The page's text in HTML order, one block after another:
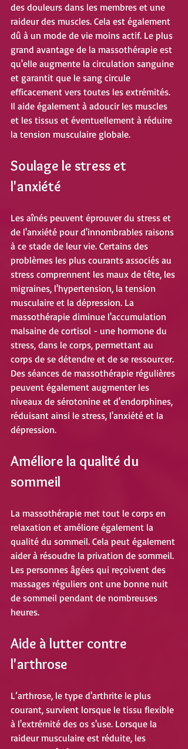
des douleurs dans les membres et une
raideur des muscles. Cela est également
dû à un mode de vie moins actif. Le plus
grand avantage de la massothérapie est
qu'elle augmente la circulation sanguine
et garantit que le sang circule
efficacement vers toutes les extrémités.
Il aide également à adoucir les muscles
et les tissus et éventuellement à réduire
la tension musculaire globale.
Soulage le stress et
l'anxiété
Les aînés peuvent éprouver du stress et
de l'anxiété pour d'innombrables raisons
à ce stade de leur vie. Certains des
problèmes les plus courants associés au
stress comprennent les maux de tête, les
migraines, l'hypertension, la tension
musculaire et la dépression. La
massothérapie diminue l'accumulation
malsaine de cortisol - une hormone du
stress, dans le corps, permettant au
corps de se détendre et de se ressourcer.
Des séances de massothérapie régulières
peuvent également augmenter les
niveaux de sérotonine et d'endorphines,
réduisant ainsi le stress, l'anxiété et la
dépression.
Améliore la qualité du
sommeil
La massothérapie met tout le corps en
relaxation et améliore également la
qualité du sommeil. Cela peut également
aider à résoudre la privation de sommeil.
Les personnes âgées qui reçoivent des
massages réguliers ont une bonne nuit
de sommeil pendant de nombreuses
heures.
Aide à lutter contre
l'arthrose
L’arthrose, le type d'arthrite le plus
courant, survient lorsque le tissu flexible
à l'extrémité des os s'use. Lorsque la
raideur musculaire est réduite, les